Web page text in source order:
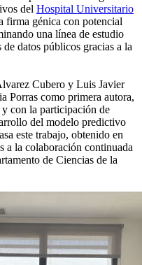
del Hospital Universitario
firma génica con potencial
una línea de estudio
datos públicos gracias a la
Cubero y Luis Javier
Porras como primera autora,
con la participación de
del modelo predictivo
este trabajo, obtenido en
a la colaboración continuada
de Ciencias de la